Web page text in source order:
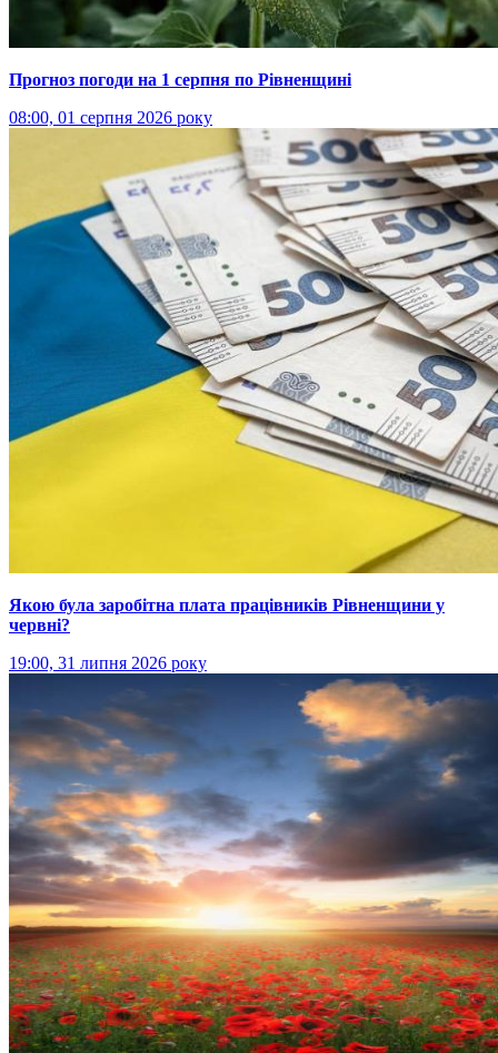
Прогноз погоди на 1 серпня по Рівненщині
08:00, 01 серпня 2026 року
Якою була заробітна плата працівників Рівненщини у
червні?
19:00, 31 липня 2026 року